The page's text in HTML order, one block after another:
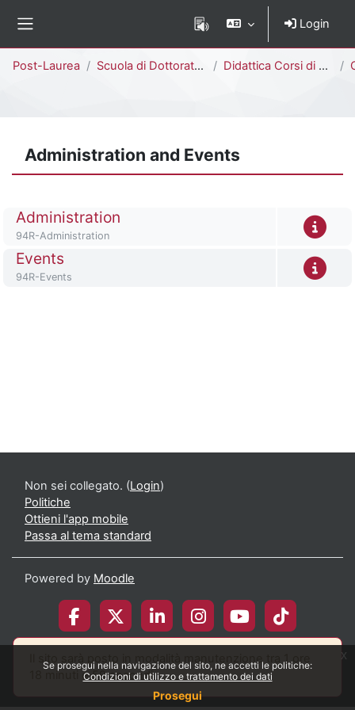
Se prosegui nella navigazione del sito, ne accetti le politiche:
Condizioni di utilizzo e trattamento dei dati
Prosegui
x
Il sito sarà posto in modalità manutenzione tra 1 ore
18 minuti e 59 secondi
Login
Post-Laurea Scuola di Dottorato di Ricerca Didattica Corsi di Dottorato
Administration and Events
Titolo del corso
Administration
Codice identificativo del corso
94R-Administration
Titolo del corso
Events
Codice identificativo del corso
94R-Events
Non sei collegato. (Login)
Politiche
Ottieni l'app mobile
Passa al tema standard
Powered by Moodle
© 2026 Università degli Studi di Milano-Bicocca